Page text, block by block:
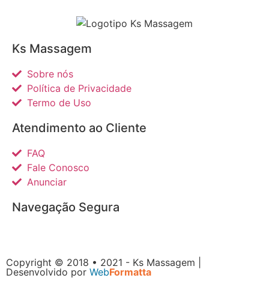
Ks Massagem
Sobre nós
Política de Privacidade
Termo de Uso
Atendimento ao Cliente
FAQ
Fale Conosco
Anunciar
Navegação Segura
Copyright © 2018 • 2021 - Ks Massagem |
Desenvolvido por WebFormatta